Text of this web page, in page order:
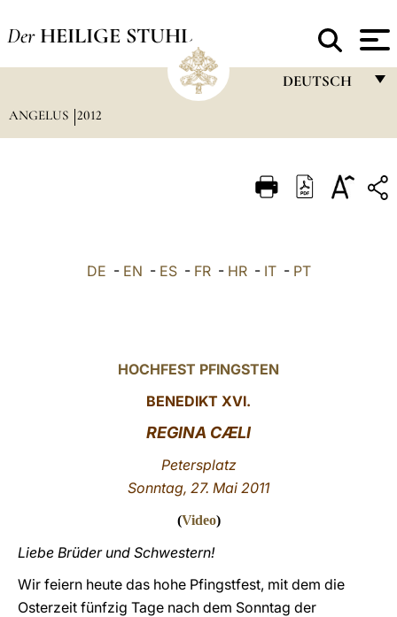
Der HEILIGE STUHL
DEUTSCH
ITALIANO
ANGELUS 2012
DE - EN - ES- FR- HR- IT- PT
HOCHFEST PFINGSTEN
BENEDIKT XVI.
REGINA CÆLI
Petersplatz
Sonntag, 27. Mai 2011
(Video)
Liebe Brüder und Schwestern!
Wir feiern heute das hohe Pfingstfest, mit dem die
Osterzeit fünfzig Tage nach dem Sonntag der